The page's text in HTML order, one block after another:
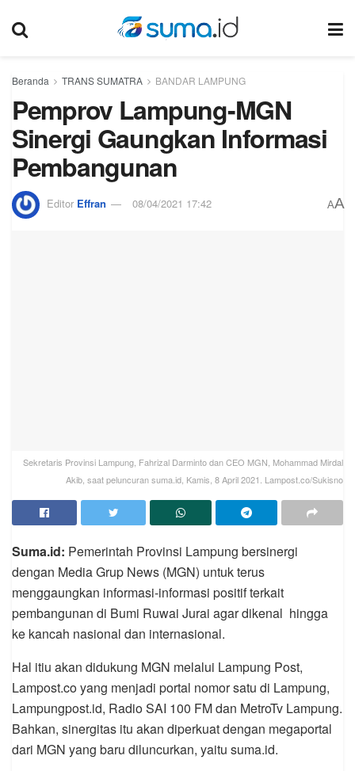
Beranda TRANS SUMATRA BANDAR LAMPUNG
Pemprov Lampung-MGN
Sinergi Gaungkan Informasi
Pembangunan
Editor Effran 08/04/2021 17:42 AA
Sekretaris Provinsi Lampung, Fahrizal Darminto dan CEO MGN, Mohammad Mirdal
Akib, saat peluncuran suma.id, Kamis, 8 April 2021. Lampost.co/Sukisno
Suma.id: Pemerintah Provinsi Lampung bersinergi
dengan Media Grup News (MGN) untuk terus
menggaungkan informasi-informasi positif terkait
pembangunan di Bumi Ruwai Jurai agar dikenal hingga
ke kancah nasional dan internasional.
Hal itiu akan didukung MGN melalui Lampung Post,
Lampost.co yang menjadi portal nomor satu di Lampung,
Lampungpost.id, Radio SAI 100 FM dan MetroTv Lampung.
Bahkan, sinergitas itu akan diperkuat dengan megaportal
dari MGN yang baru diluncurkan, yaitu suma.id.